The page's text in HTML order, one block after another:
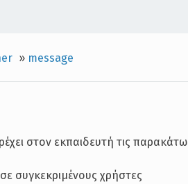
» message
στον εκπαιδευτή τις
συγκεκριμένους χρήστες